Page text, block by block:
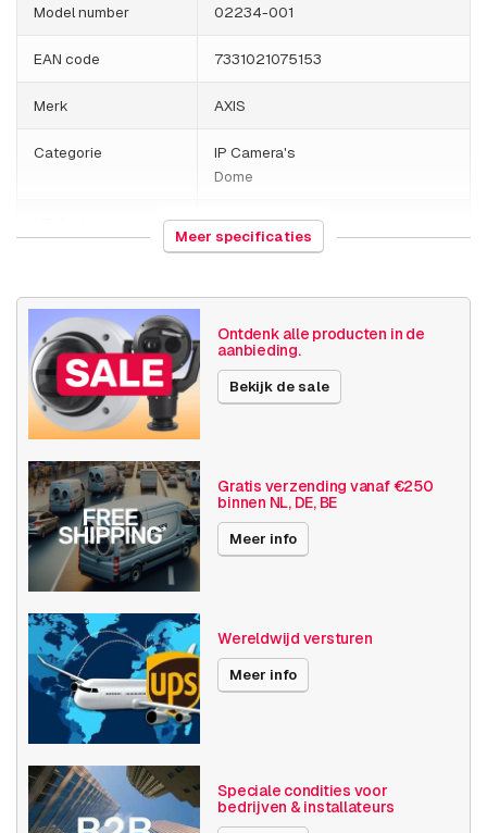
Model number 02234-001
EAN code 7331021075153
Merk AXIS
Categorie
IP Camera's
Dome
852589
Gewicht
Grootte (lxbxh) 260 x 200 x 135 millimeters
Camera
eigenschappen
Buiten camera
Basis functionaliteit
Dag en nacht
SD opslag
Resolutie
Software
Axis Series P32
Publicatiedatum
Meer specificaties
Ontdenk alle producten in de
aanbieding.
Bekijk de sale
Gratis verzending vanaf €250
binnen NL, DE, BE
Meer info
Wereldwijd versturen
Meer info
Speciale condities voor
bedrijven & installateurs